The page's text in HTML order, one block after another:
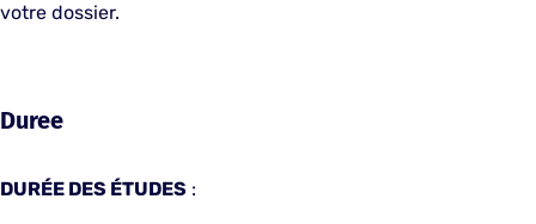
votre dossier.
Duree
DURÉE DES ÉTUDES :